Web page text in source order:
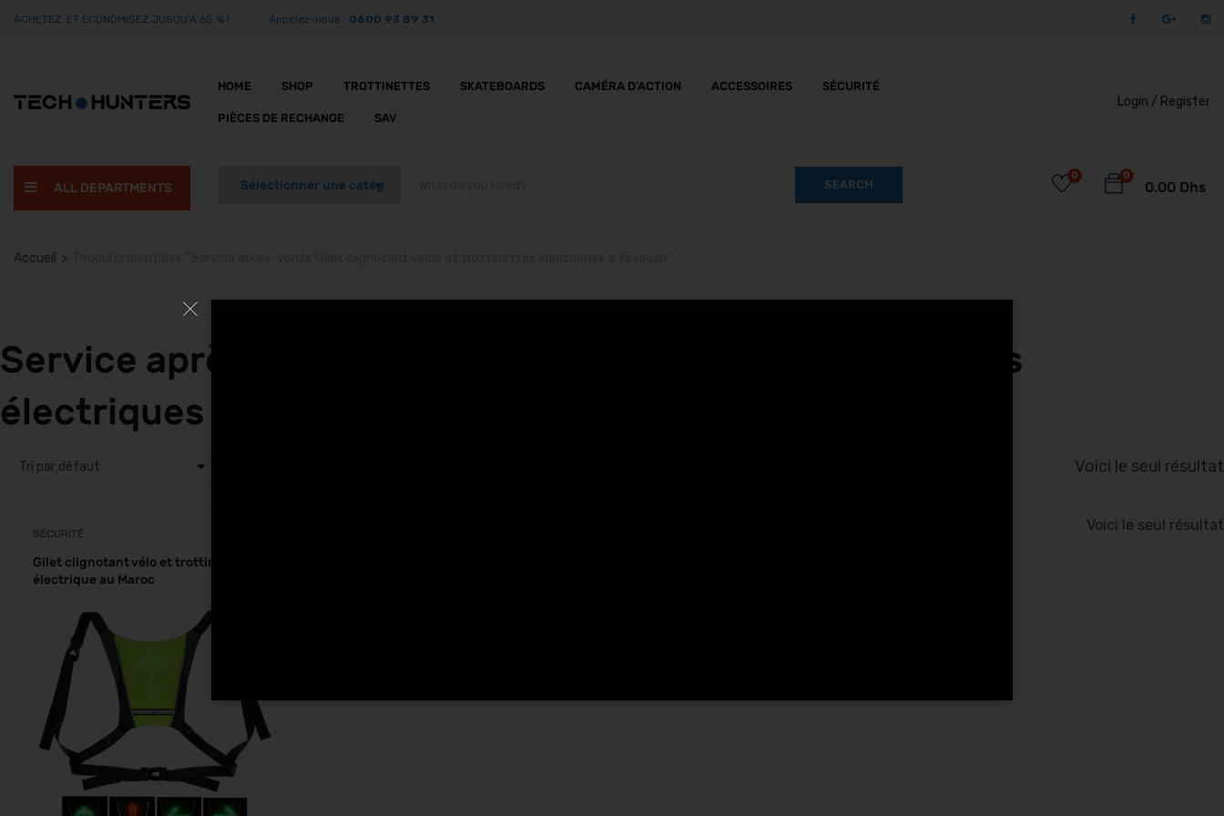
ACHETEZ ET ÉCONOMISEZ JUSQU’À 65 % ! Appelez-nous : 0600 93 89 31
HOME SHOP TROTTINETTES SKATEBOARDS CAMÉRA D’ACTION ACCESSOIRES SÉCURITÉ
PIÈCES DE RECHANGE SAV
Login / Register
ALL DEPARTMENTS SEARCH
0
0.00 Dhs
0
Accueil
Service après-vente Gilet clignotant vélos et trottinettes
électriques à Tetouan
Voici le seul résultat
SÉCURITÉ
Gilet clignotant vélo et trottinette
électrique au Maroc
Voici le seul résultat